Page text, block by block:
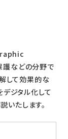
などの分野で
して効果的な
ジタル化して
いたします。